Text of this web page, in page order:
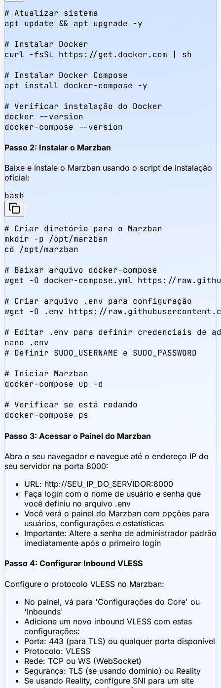
# Atualizar sistema
apt update && apt upgrade -y
# Instalar Docker
curl -fsSL https://get.docker.com | sh
# Instalar Docker Compose
apt install docker-compose -y
# Verificar instalação do Docker
docker --version
docker-compose --version
Passo 2: Instalar o Marzban
Baixe e instale o Marzban usando o script de instalação
oficial:
bash
# Criar diretório para o Marzban
mkdir -p /opt/marzban
cd /opt/marzban
# Baixar arquivo docker-compose
wget -O docker-compose.yml https://
# Criar arquivo .env para configuração
wget -O .env https://
# Editar .env para definir credenciais de
nano .env
# Definir SUDO_USERNAME e SUDO_PASSWORD
# Iniciar Marzban
docker-compose up -d
# Verificar se está rodando
docker-compose ps
Passo 3: Acessar o Painel do Marzban
Abra o seu navegador e navegue até o endereço IP do
seu servidor na porta 8000:
URL: http://SEU_IP_DO_SERVIDOR:8000
Faça login com o nome de usuário e senha que
você definiu no arquivo .env
Você verá o painel do Marzban com opções para
usuários, configurações e estatísticas
Importante: Altere a senha de administrador padrão
imediatamente após o primeiro login
Passo 4: Configurar Inbound VLESS
Configure o protocolo VLESS no Marzban:
No painel, vá para 'Configurações do Core' ou
'Inbounds'
Adicione um novo inbound VLESS com estas
configurações:
Porta: 443 (para TLS) ou qualquer porta disponível
Protocolo: VLESS
Rede: TCP ou WS (WebSocket)
Segurança: TLS (se usando domínio) ou Reality
Se usando Reality, configure SNI para um site